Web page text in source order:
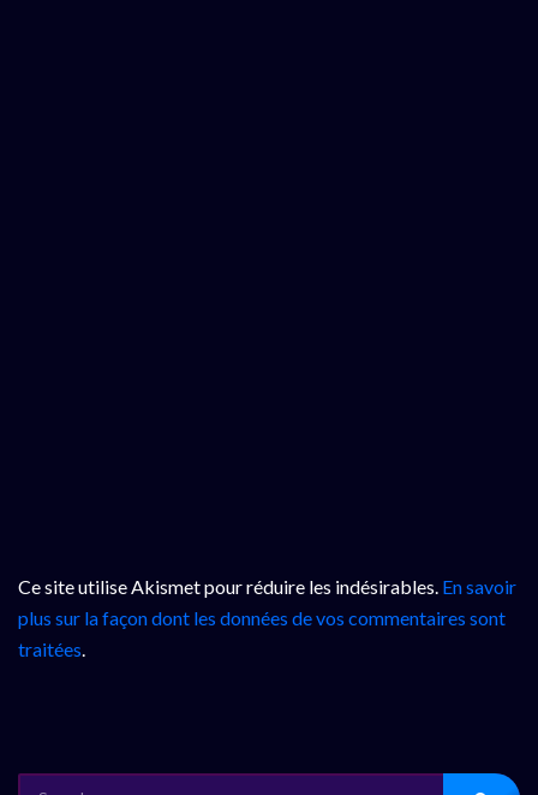
Ce site utilise Akismet pour réduire les indésirables. En savoir
plus sur la façon dont les données de vos commentaires sont
traitées.